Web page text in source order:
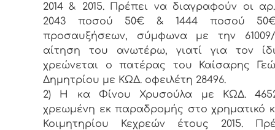
2014 & 2015. Πρέπει να διαγραφούν οι
2043 ποσού 50€ & 1444 ποσού
προσαυξήσεων, σύμφωνα με την 61009/
αίτηση του ανωτέρω, γιατί για τον
χρεώνεται ο πατέρας του Καίσαρης
Δημητρίου με ΚΩΔ. οφειλέτη 28496.
2) Η κα Φίνου Χρυσούλα με ΚΩΔ.
χρεωμένη εκ παραδρομής στο χρηματικό
Κοιμητηρίου Κεχρεών έτους 2015.